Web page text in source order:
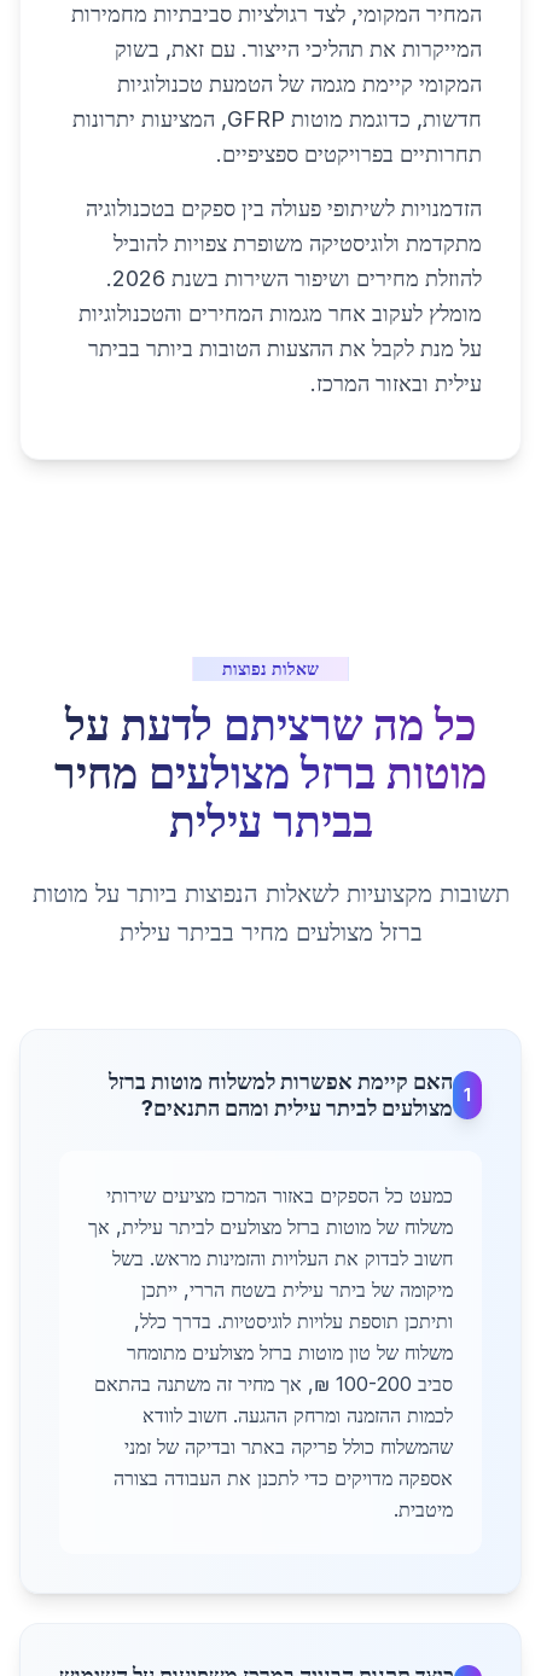
המחיר המקומי, לצד רגולציות סביבתיות מחמירות
המייקרות את תהליכי הייצור. עם זאת, בשוק
המקומי קיימת מגמה של הטמעת טכנולוגיות
חדשות, כדוגמת מוטות GFRP, המציעות יתרונות
תחרותיים בפרויקטים ספציפיים.
הזדמנויות לשיתופי פעולה בין ספקים בטכנולוגיה
מתקדמת ולוגיסטיקה משופרת צפויות להוביל
להוזלת מחירים ושיפור השירות בשנת 2026.
מומלץ לעקוב אחר מגמות המחירים והטכנולוגיות
על מנת לקבל את ההצעות הטובות ביותר בביתר
עילית ובאזור המרכז.
שאלות נפוצות
כל מה שרציתם לדעת על
מוטות ברזל מצולעים מחיר
בביתר עילית
תשובות מקצועיות לשאלות הנפוצות ביותר על מוטות
ברזל מצולעים מחיר בביתר עילית
1
האם קיימת אפשרות למשלוח מוטות ברזל
מצולעים לביתר עילית ומהם התנאים?
כמעט כל הספקים באזור המרכז מציעים שירותי
משלוח של מוטות ברזל מצולעים לביתר עילית, אך
חשוב לבדוק את העלויות והזמינות מראש. בשל
מיקומה של ביתר עילית בשטח הררי, ייתכן
ותיתכן תוספת עלויות לוגיסטיות. בדרך כלל,
משלוח של טון מוטות ברזל מצולעים מתומחר
סביב 100-200 ₪, אך מחיר זה משתנה בהתאם
לכמות ההזמנה ומרחק ההגעה. חשוב לוודא
שהמשלוח כולל פריקה באתר ובדיקה של זמני
אספקה מדויקים כדי לתכנן את העבודה בצורה
מיטבית.